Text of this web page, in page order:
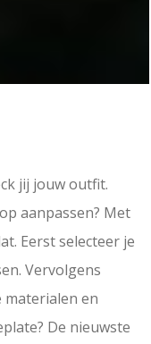
jij jouw outfit.
aanpassen? Met
Eerst selecteer je
Vervolgens
materialen en
De nieuwste